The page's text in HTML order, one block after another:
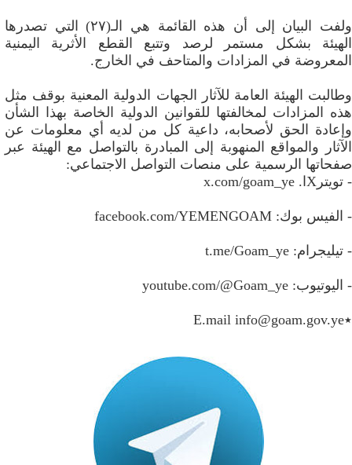
ولفت البيان إلى أن هذه القائمة هي الـ(٢٧) التي تصدرها
الهيئة بشكل مستمر لرصد وتتبع القطع الأثرية اليمنية
المعروضة في المزادات والمتاحف في الخارج.
وطالبت الهيئة العامة للآثار الجهات الدولية المعنية بوقف مثل
هذه المزادات لمخالفتها للقوانين الدولية الخاصة بهذا الشأن
وإعادة الحق لأصحابه، داعية كل من لديه أي معلومات عن
الآثار والمواقع المنهوبة إلى المبادرة بالتواصل مع الهيئة عبر
صفحاتها الرسمية على منصات التواصل الاجتماعي:
- تويترXا. x.com/goam_ye
- الفيس بوك: facebook.com/YEMENGOAM
- تيليجرام: t.me/Goam_ye
- اليوتيوب: youtube.com/@Goam_ye
٭E.mailinfo@goam.gov.ye